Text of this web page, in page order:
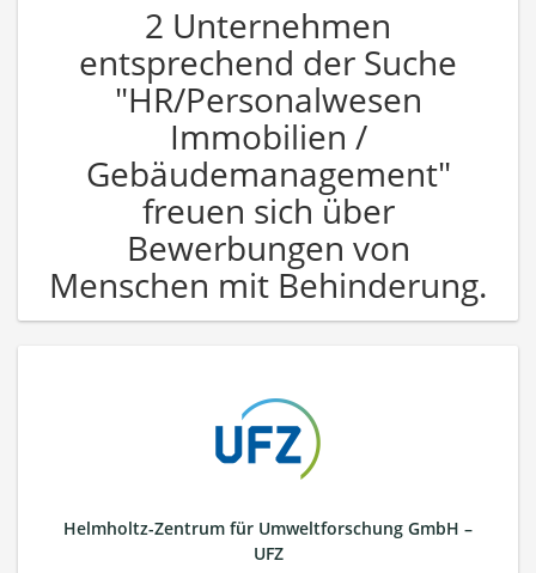
2 Unternehmen
entsprechend der Suche
"HR/Personalwesen
Immobilien /
Gebäudemanagement"
freuen sich über
Bewerbungen von
Menschen mit Behinderung.
Helmholtz-Zentrum für Umweltforschung GmbH –
UFZ